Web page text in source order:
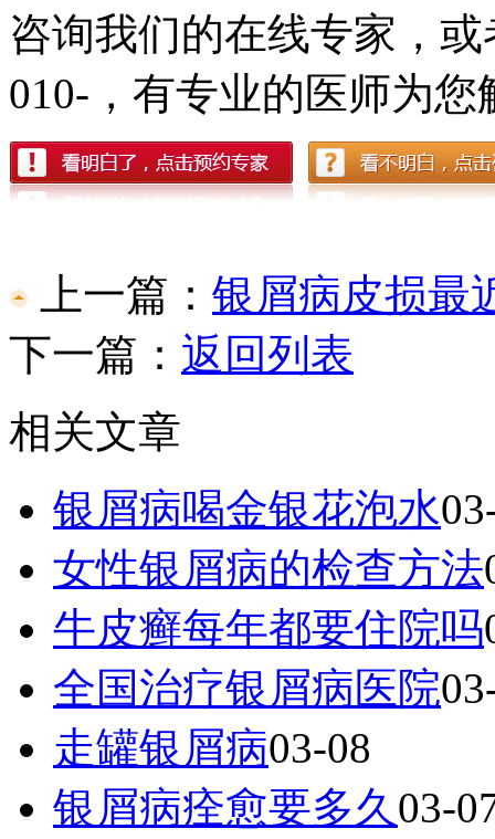
咨询我们的在线专家，
010-，有专业的医师为您
上一篇： 银屑病皮损最
下一篇： 返回列表
相关文章
银屑病喝金银花泡水
女性银屑病的检查方法
牛皮癣每年都要住院吗
全国治疗银屑病医院
走罐银屑病03-08
银屑病痊愈要多久03-